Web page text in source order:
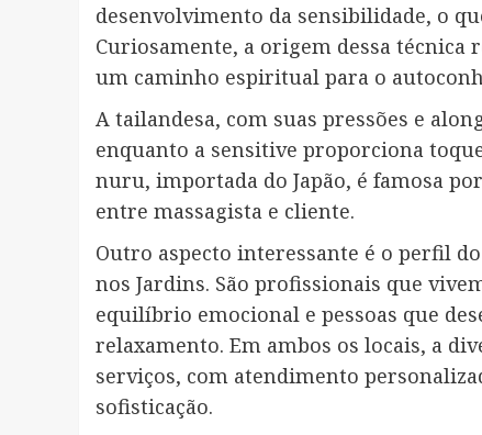
desenvolvimento da sensibilidade, o
Curiosamente, a origem dessa
um caminho espiritual para o
A tailandesa, com suas pressões e
enquanto a sensitive proporciona
nuru, importada do Japão, é famosa
entre massagista e cliente.
Outro aspecto interessante é o perfil
nos Jardins. São profissionais que
equilíbrio emocional e pessoas que
relaxamento. Em ambos os locais, a
serviços, com atendimento
sofisticação.